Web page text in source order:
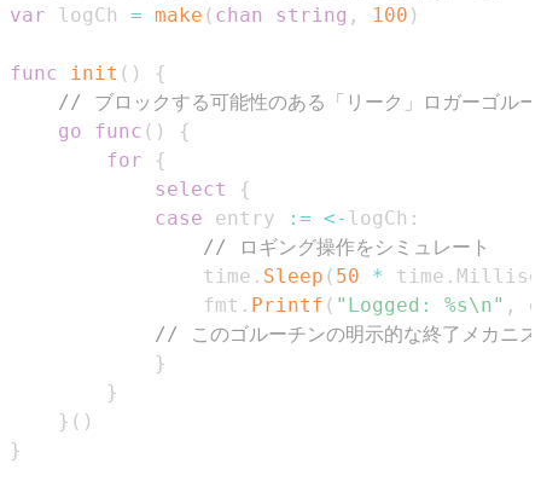
var logCh = make ( chan string , 100 )
func init ( )
{
// ブロックする可能性のある「リーク」ロガーゴル
go
func ( )
{
for
{
select
{
case entry := <- logCh :
// ロギング操作をシミュレート
				time
. Sleep ( 50 * time .
				fmt
. Printf ( "Logged: %s\n" ,
// このゴルーチンの明示的な終了メカニズ
}
}
} ( )
}